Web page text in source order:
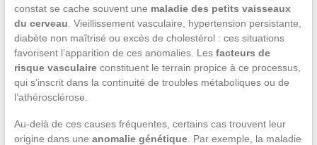
constat se cache souvent une maladie des petits vaisseaux
du cerveau . Vieillissement vasculaire, hypertension persistante,
diabète non maîtrisé ou excès de cholestérol : ces situations
favorisent l’apparition de ces anomalies. Les facteurs de
risque vasculaireconstituent le terrain propice à ce processus,
qui s’inscrit dans la continuité de troubles métaboliques ou de
l’athérosclérose.
Au-delà de ces causes fréquentes, certains cas trouvent leur
origine dans une anomalie génétique. Par exemple, la maladie